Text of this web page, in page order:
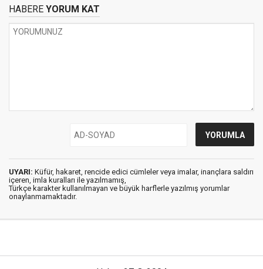
HABERE YORUM KAT
UYARI: Küfür, hakaret, rencide edici cümleler veya imalar, inançlara saldırı
içeren, imla kuralları ile yazılmamış,
Türkçe karakter kullanılmayan ve büyük harflerle yazılmış yorumlar
onaylanmamaktadır.